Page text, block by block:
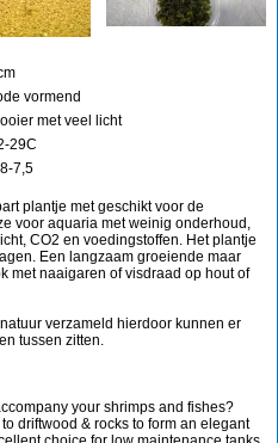
vormend
met veel licht
29C
7,5
plantje met geschikt voor de
voor aquaria met weinig onderhoud,
CO2 en voedingstoffen. Het plantje
Een langzaam groeiende maar
met naaigaren of visdraad op hout of
verzameld hierdoor kunnen er
tussen zitten.
your shrimps and fishes?
driftwood & rocks to form an elegant